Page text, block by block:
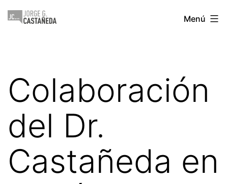
Saltar
Jorge
Menú
Colaboración
del Dr.
Castañeda en